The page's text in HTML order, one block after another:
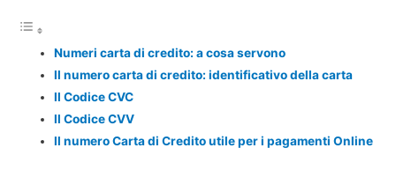
Numeri carta di credito: a cosa servono
Il numero carta di credito: identificativo della carta
Il Codice CVC
Il Codice CVV
Il numero Carta di Credito utile per i pagamenti Online